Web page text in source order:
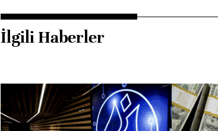
İlgili Haberler